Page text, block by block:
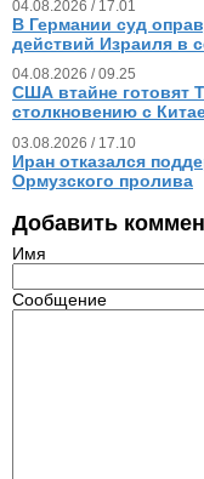
04.08.2026 / 17.01
В Германии суд
действий Израиля в
04.08.2026 / 09.25
США втайне готовят
столкновению с
03.08.2026 / 17.10
Иран отказался
Ормузского пролива
Добавить
Имя
Сообщение